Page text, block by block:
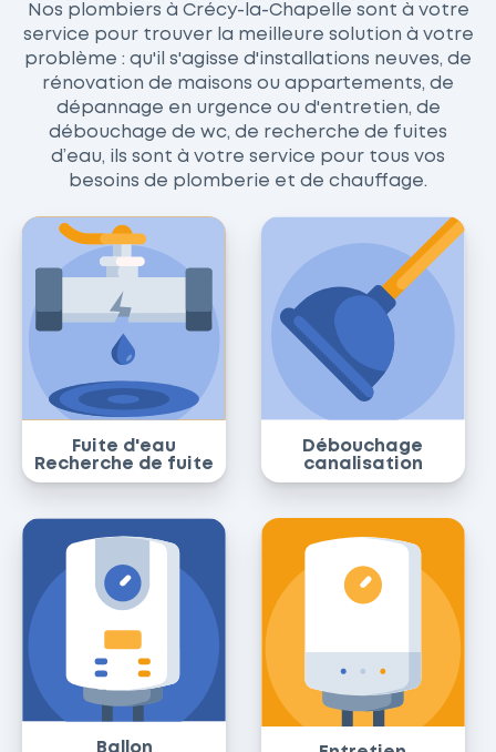
Nos plombiers à Crécy-la-Chapelle sont à votre
service pour trouver la meilleure solution à votre
problème : qu'il s'agisse d'installations neuves, de
rénovation de maisons ou appartements, de
dépannage en urgence ou d'entretien, de
débouchage de wc, de recherche de fuites
d’eau, ils sont à votre service pour tous vos
besoins de plomberie et de chauffage.
Fuite d'eau
Recherche de fuite
Débouchage
canalisation
Ballon